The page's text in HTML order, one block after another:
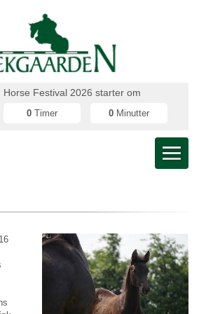
Festival 2026 starter om
0 Timer 0 Minutter